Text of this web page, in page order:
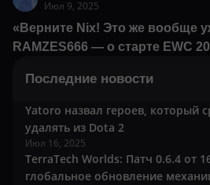
Июл 9, 2025
«Верните Nix! Это же вообще
RAMZES666 — о старте EWC
Последние новости
Yatoro назвал героев, который
удалять из Dota 2
Июл 16, 2025
TerraTech Worlds: Патч 0.6.4 от
глобальное обновление